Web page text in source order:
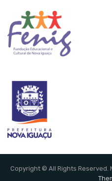
Copyright © All Rights Reserved.